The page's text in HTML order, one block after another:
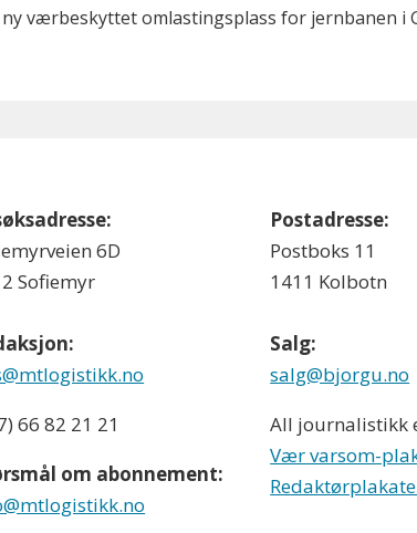
værbeskyttet omlastingsplass for jernbanen i
6D
Sofiemyr
66 82 21 21
om abonnement:
Postadresse:
Postboks 11
1411 Kolbotn
Salg:
salg@bjorgu.no
All journalistikk
Vær varsom-